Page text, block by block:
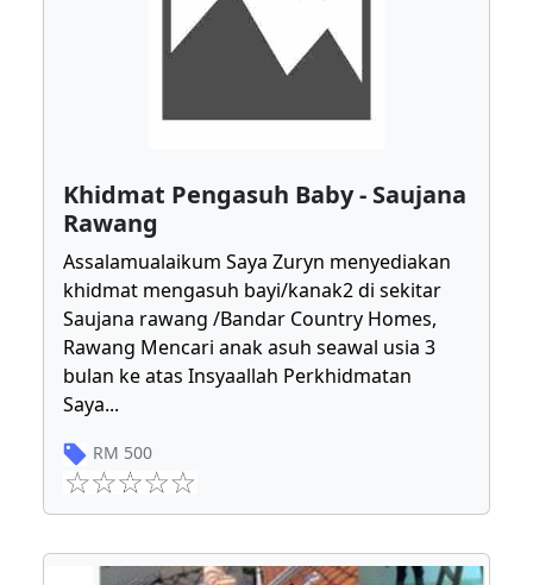
Khidmat Pengasuh Baby - Saujana
Rawang
Assalamualaikum Saya Zuryn menyediakan
khidmat mengasuh bayi/kanak2 di sekitar
Saujana rawang /Bandar Country Homes,
Rawang Mencari anak asuh seawal usia 3
bulan ke atas Insyaallah Perkhidmatan
Saya...
RM 500